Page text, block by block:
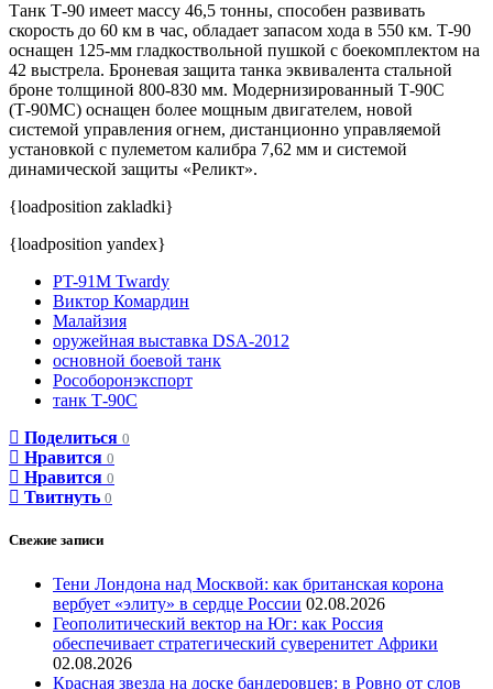
Танк Т-90 имеет массу 46,5 тонны, способен развивать
скорость до 60 км в час, обладает запасом хода в 550 км. Т-90
оснащен 125-мм гладкоствольной пушкой с боекомплектом на
42 выстрела. Броневая защита танка эквивалента стальной
броне толщиной 800-830 мм. Модернизированный Т-90С
(Т-90МС) оснащен более мощным двигателем, новой
системой управления огнем, дистанционно управляемой
установкой с пулеметом калибра 7,62 мм и системой
динамической защиты «Реликт».
{loadposition zakladki}
{loadposition yandex}
PT-91M Twardy
Виктор Комардин
Малайзия
оружейная выставка DSA-2012
основной боевой танк
Рособоронэкспорт
танк Т-90С
Поделиться 0
Нравится 0
Нравится 0
Твитнуть 0
Свежие записи
Тени Лондона над Москвой: как британская корона
вербует «элиту» в сердце России 02.08.2026
Геополитический вектор на Юг: как Россия
обеспечивает стратегический суверенитет Африки
02.08.2026
Красная звезда на доске бандеровцев: в Ровно от слов